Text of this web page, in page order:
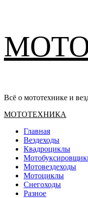
содержимому
Всё о мототехнике и
Основное
МОТОТЕХНИКА
Главная
Вездеходы
Квадроциклы
Мотовездеходы
Мотоциклы
Снегоходы
Разное